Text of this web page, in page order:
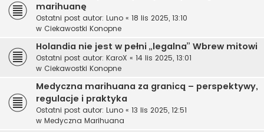
marihuanę
Ostatni post autor: Luno « 18 lis 2025, 13:10
w Ciekawostki Konopne
Holandia nie jest w pełni „legalna” Wbrew mitowi
Ostatni post autor: KaroX « 14 lis 2025, 13:01
w Ciekawostki Konopne
Medyczna marihuana za granicą – perspektywy,
regulacje i praktyka
Ostatni post autor: Luno « 13 lis 2025, 12:51
w Medyczna Marihuana